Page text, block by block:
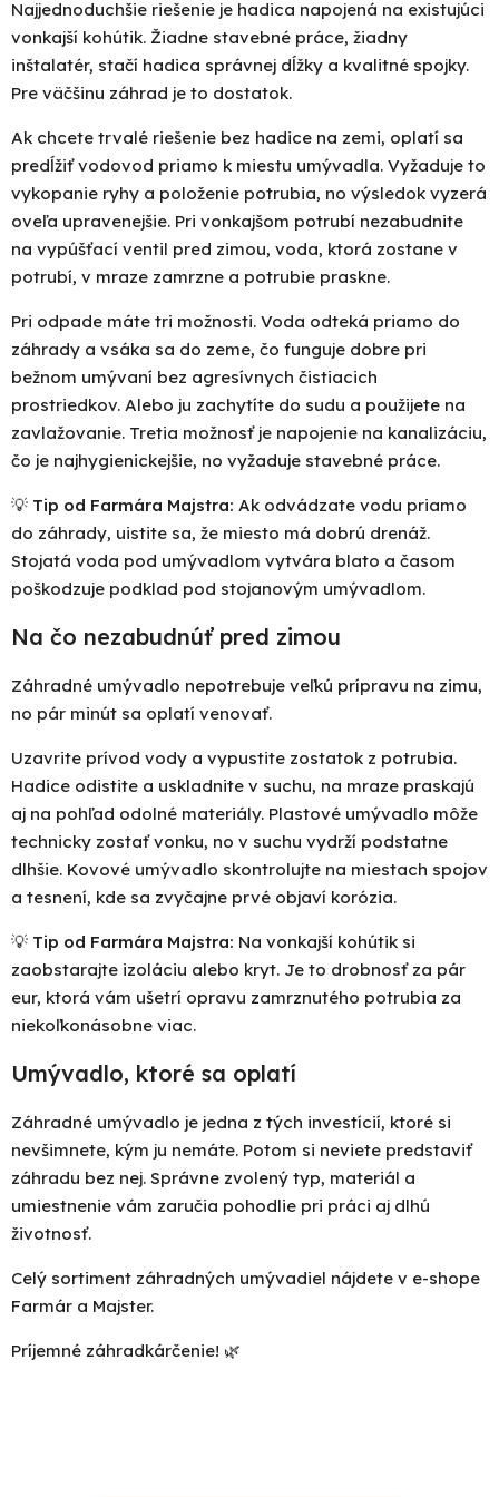
Najjednoduchšie riešenie je hadica napojená na existujúci
vonkajší kohútik. Žiadne stavebné práce, žiadny
inštalatér, stačí hadica správnej dĺžky a kvalitné spojky.
Pre väčšinu záhrad je to dostatok.
Ak chcete trvalé riešenie bez hadice na zemi, oplatí sa
predĺžiť vodovod priamo k miestu umývadla. Vyžaduje to
vykopanie ryhy a položenie potrubia, no výsledok vyzerá
oveľa upravenejšie. Pri vonkajšom potrubí nezabudnite
na vypúšťací ventil pred zimou, voda, ktorá zostane v
potrubí, v mraze zamrzne a potrubie praskne.
Pri odpade máte tri možnosti. Voda odteká priamo do
záhrady a vsáka sa do zeme, čo funguje dobre pri
bežnom umývaní bez agresívnych čistiacich
prostriedkov. Alebo ju zachytíte do sudu a použijete na
zavlažovanie. Tretia možnosť je napojenie na kanalizáciu,
čo je najhygienickejšie, no vyžaduje stavebné práce.
💡 Tip od Farmára Majstra: Ak odvádzate vodu priamo
do záhrady, uistite sa, že miesto má dobrú drenáž.
Stojatá voda pod umývadlom vytvára blato a časom
poškodzuje podklad pod stojanovým umývadlom.
Na čo nezabudnúť pred zimou
Záhradné umývadlo nepotrebuje veľkú prípravu na zimu,
no pár minút sa oplatí venovať.
Uzavrite prívod vody a vypustite zostatok z potrubia.
Hadice odistite a uskladnite v suchu, na mraze praskajú
aj na pohľad odolné materiály. Plastové umývadlo môže
technicky zostať vonku, no v suchu vydrží podstatne
dlhšie. Kovové umývadlo skontrolujte na miestach spojov
a tesnení, kde sa zvyčajne prvé objaví korózia.
💡 Tip od Farmára Majstra: Na vonkajší kohútik si
zaobstarajte izoláciu alebo kryt. Je to drobnosť za pár
eur, ktorá vám ušetrí opravu zamrznutého potrubia za
niekoľkonásobne viac.
Umývadlo, ktoré sa oplatí
Záhradné umývadlo je jedna z tých investícií, ktoré si
nevšimnete, kým ju nemáte. Potom si neviete predstaviť
záhradu bez nej. Správne zvolený typ, materiál a
umiestnenie vám zaručia pohodlie pri práci aj dlhú
životnosť.
Celý sortiment záhradných umývadiel nájdete v e-shope
Farmár a Majster.
Príjemné záhradkárčenie! 🌿